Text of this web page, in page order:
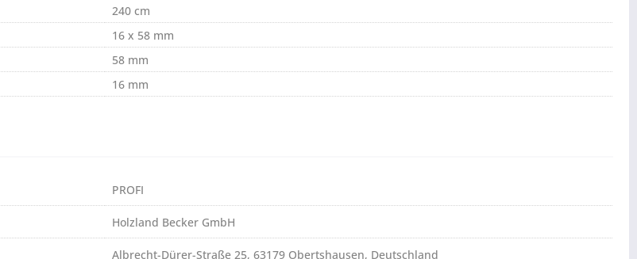
240 cm
16 x 58 mm
58 mm
16 mm
PROFI
Holzland Becker GmbH
Albrecht-Dürer-Straße 25, 63179 Obertshausen, Deutschland